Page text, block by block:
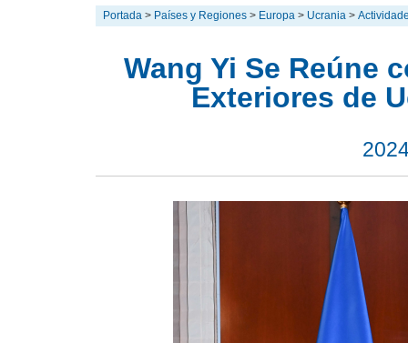
Portada > Países y Regiones > Europa > Ucrania >
Wang Yi Se Reúne
Exteriores de